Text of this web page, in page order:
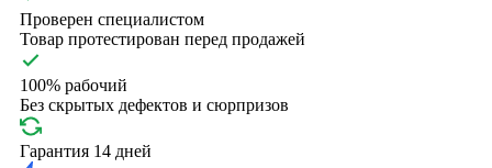
Проверен специалистом
Товар протестирован перед продажей
100% рабочий
Без скрытых дефектов и сюрпризов
Гарантия 14 дней